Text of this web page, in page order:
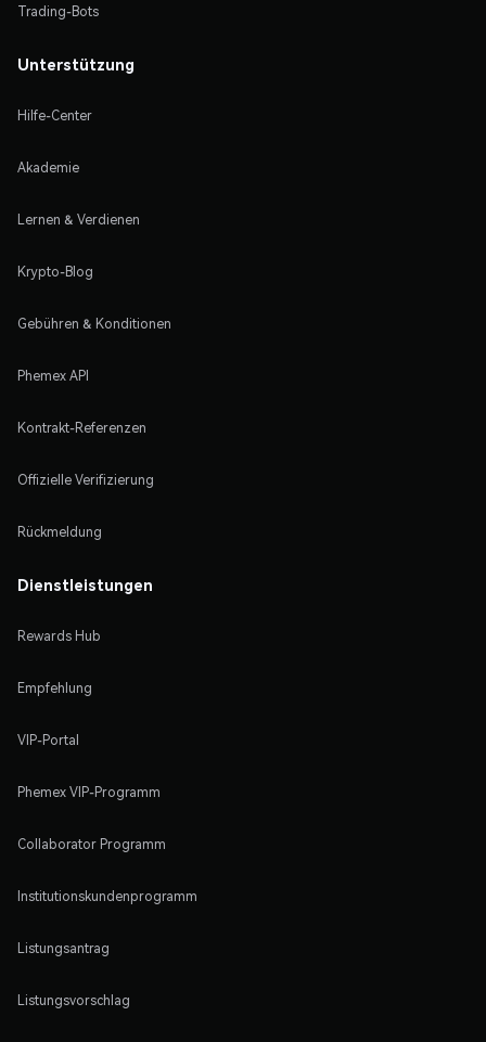
Trading-Bots
Unterstützung
Hilfe-Center
Akademie
Lernen & Verdienen
Krypto-Blog
Gebühren & Konditionen
Phemex API
Kontrakt-Referenzen
Offizielle Verifizierung
Rückmeldung
Dienstleistungen
Rewards Hub
Empfehlung
VIP-Portal
Phemex VIP-Programm
Collaborator Programm
Institutionskundenprogramm
Listungsantrag
Listungsvorschlag